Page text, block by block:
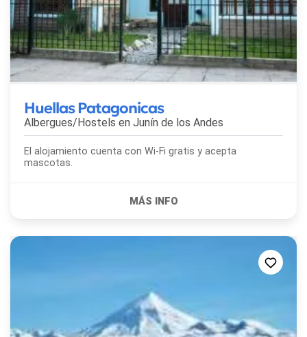
Huellas Patagonicas
Albergues/Hostels en Junín de los Andes
El alojamiento cuenta con Wi-Fi gratis y acepta
mascotas.